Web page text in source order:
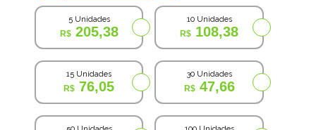
5 Unidades
205,38
10 Unidades
108,38
15 Unidades
76,05
30 Unidades
47,66